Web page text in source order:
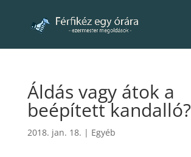
Áldás vagy átok a
beépített kandalló?
2018. jan. 18. | Egyéb